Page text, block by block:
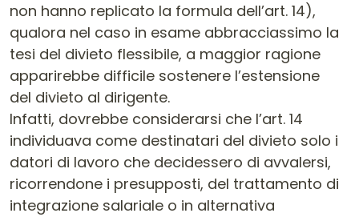
non hanno replicato la formula dell’art. 14),
qualora nel caso in esame abbracciassimo la
tesi del divieto flessibile, a maggior ragione
apparirebbe difficile sostenere l’estensione
del divieto al dirigente.
Infatti, dovrebbe considerarsi che l’art. 14
individuava come destinatari del divieto solo i
datori di lavoro che decidessero di avvalersi,
ricorrendone i presupposti, del trattamento di
integrazione salariale o in alternativa